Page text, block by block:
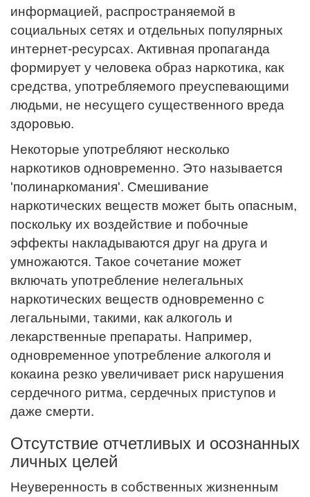
информацией, распространяемой в
социальных сетях и отдельных популярных
интернет-ресурсах. Активная пропаганда
формирует у человека образ наркотика, как
средства, употребляемого преуспевающими
людьми, не несущего существенного вреда
здоровью.
Некоторые употребляют несколько
наркотиков одновременно. Это называется
'полинаркомания'. Смешивание
наркотических веществ может быть опасным,
поскольку их воздействие и побочные
эффекты накладываются друг на друга и
умножаются. Такое сочетание может
включать употребление нелегальных
наркотических веществ одновременно с
легальными, такими, как алкоголь и
лекарственные препараты. Например,
одновременное употребление алкоголя и
кокаина резко увеличивает риск нарушения
сердечного ритма, сердечных приступов и
даже смерти.
Отсутствие отчетливых и осознанных
личных целей
Неуверенность в собственных жизненным